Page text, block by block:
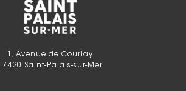
1, Avenue de Courlay
17420 Saint-Palais-sur-Mer